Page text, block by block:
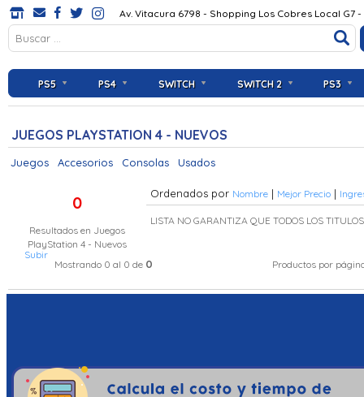
Av. Vitacura 6798 - Shopping Los Cobres Local G7
PS5 PS4 SWITCH SWITCH 2 PS3
JUEGOS PLAYSTATION 4 - NUEVOS
Juegos Accesorios Consolas Usados
0
Resultados en Juegos
PlayStation 4 - Nuevos
Ordenados por Nombre | Mejor Precio |
LISTA NO GARANTIZA QUE TODOS LOS
Subir
Mostrando 0 al 0 de 0 Productos por